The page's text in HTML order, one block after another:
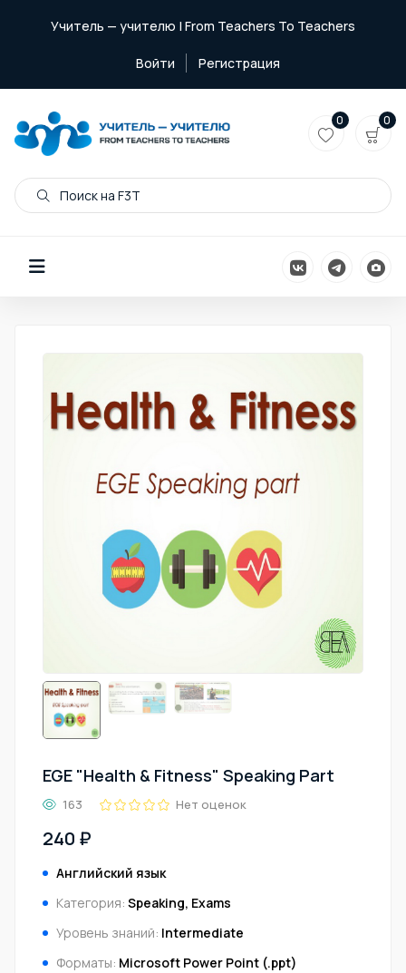
Учитель — учителю | From Teachers To Teachers
Войти Регистрация
Поиск на F3T
0 0
EGE "Health & Fitness" Speaking Part
163 Нет оценок
240 ₽
Английский язык
Категория: Speaking, Exams
Уровень знаний: Intermediate
Форматы: Microsoft Power Point (.ppt)